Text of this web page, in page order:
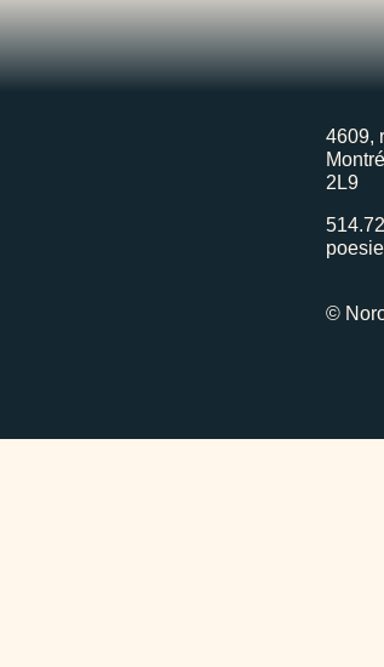
4609,
2L9
©